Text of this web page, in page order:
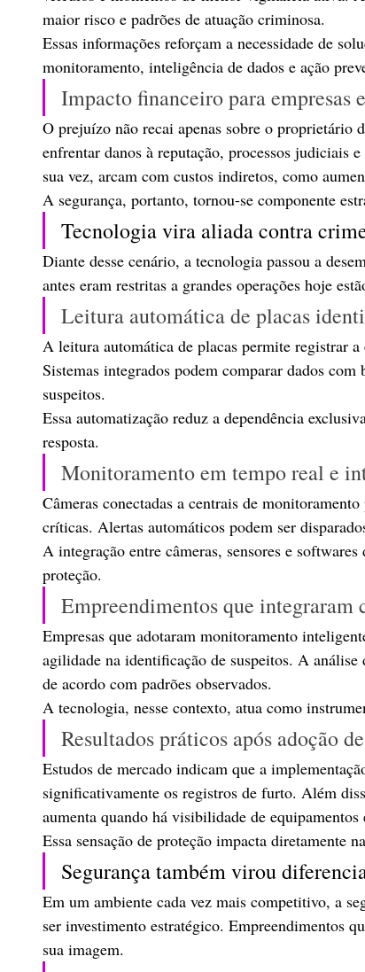
maior risco e padrões de atuação criminosa.
Essas informações reforçam a necessidade de
monitoramento, inteligência de dados e ação
Impacto financeiro para empresas
O prejuízo não recai apenas sobre o proprietário
enfrentar danos à reputação, processos judiciais
sua vez, arcam com custos indiretos, como
A segurança, portanto, tornou-se componente
Tecnologia vira aliada contra
Diante desse cenário, a tecnologia passou a
antes eram restritas a grandes operações hoje
Leitura automática de placas
A leitura automática de placas permite registrar
Sistemas integrados podem comparar dados
suspeitos.
Essa automatização reduz a dependência
resposta.
Monitoramento em tempo real e
Câmeras conectadas a centrais de
críticas. Alertas automáticos podem ser
A integração entre câmeras, sensores e
proteção.
Empreendimentos que integraram
Empresas que adotaram monitoramento
agilidade na identificação de suspeitos. A análise
de acordo com padrões observados.
A tecnologia, nesse contexto, atua como
Resultados práticos após adoção
Estudos de mercado indicam que a
significativamente os registros de furto. Além
aumenta quando há visibilidade de equipamentos
Essa sensação de proteção impacta diretamente
Segurança também virou
Em um ambiente cada vez mais competitivo, a
ser investimento estratégico. Empreendimentos
sua imagem.